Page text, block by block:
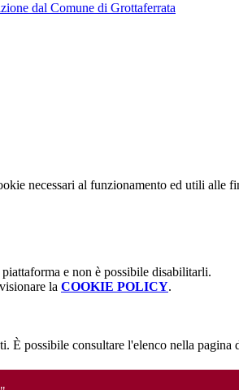
dal Comune di Grottaferrata
necessari al funzionamento ed utili alle
e non è possibile disabilitarli.
la COOKIE POLICY.
È possibile consultare l'elenco nella pagina